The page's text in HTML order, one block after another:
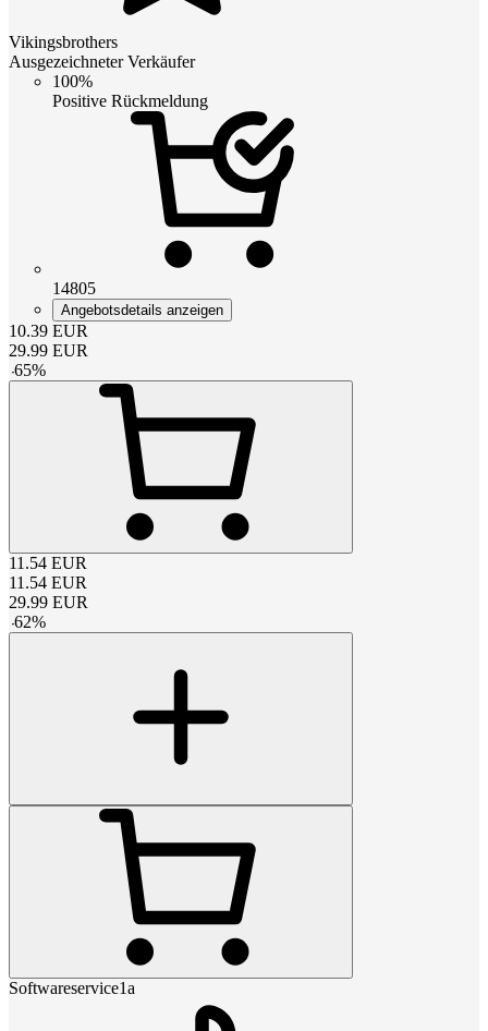
Vikingsbrothers
Ausgezeichneter Verkäufer
100%
Positive Rückmeldung
14805
Angebotsdetails anzeigen
10.39 EUR
29.99 EUR
-65%
11.54 EUR
11.54 EUR
29.99 EUR
-62%
Softwareservice1a